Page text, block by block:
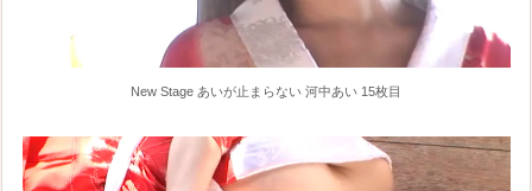
New Stage あいが止まらない 河中あい 15枚目